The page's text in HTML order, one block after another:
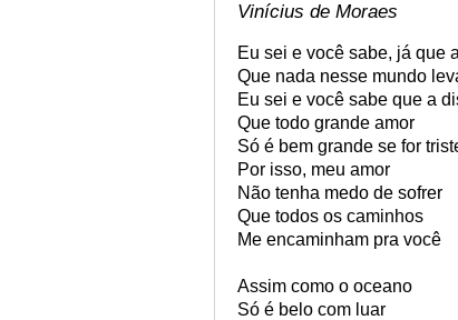
Vinícius de Moraes
Eu sei e você sabe, já que
Que nada nesse mundo
Eu sei e você sabe que a
Que todo grande amor
Só é bem grande se for
Por isso, meu amor
Não tenha medo de sofrer
Que todos os caminhos
Me encaminham pra você
Assim como o oceano
Só é belo com luar